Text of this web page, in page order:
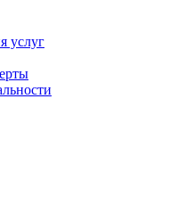
услуг